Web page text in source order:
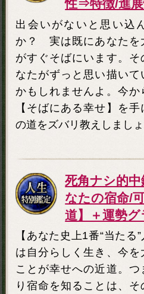
性⇒特徴/進
出会いがないと思い込
か？ 実は既にあなたを
がすぐそばにいます。そ
なたがずっと思い描いて
かもしれませんよ。今か
【そばにある幸せ】を
の道をズバリ教えしましょ
死角ナシ的中
なたの宿命/
道】＋運勢グ
【あなた史上1番“当たる
は自分らしく生き、今を
ことが幸せへの近道。つ
り宿命を知ることは、そ